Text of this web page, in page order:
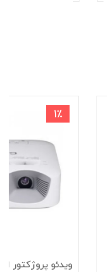
1٪
ویدئو پروژکتور